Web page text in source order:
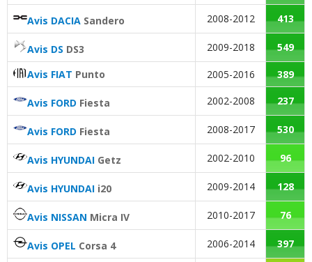
Avis DACIA Sandero 2008-2012 413
Avis DS DS3 2009-2018 549
Avis FIAT Punto 2005-2016 389
Avis FORD Fiesta 2002-2008 237
Avis FORD Fiesta 2008-2017 530
Avis HYUNDAI Getz 2002-2010 96
Avis HYUNDAI i20 2009-2014 128
Avis NISSAN Micra IV 2010-2017 76
Avis OPEL Corsa 4 2006-2014 397